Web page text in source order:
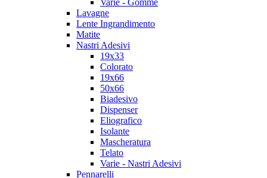
Varie - Gomme
Lavagne
Lente Ingrandimento
Matite
Nastri Adesivi
19x33
Colorato
19x66
50x66
Biadesivo
Dispenser
Eliografico
Isolante
Mascheratura
Telato
Varie - Nastri Adesivi
Pennarelli